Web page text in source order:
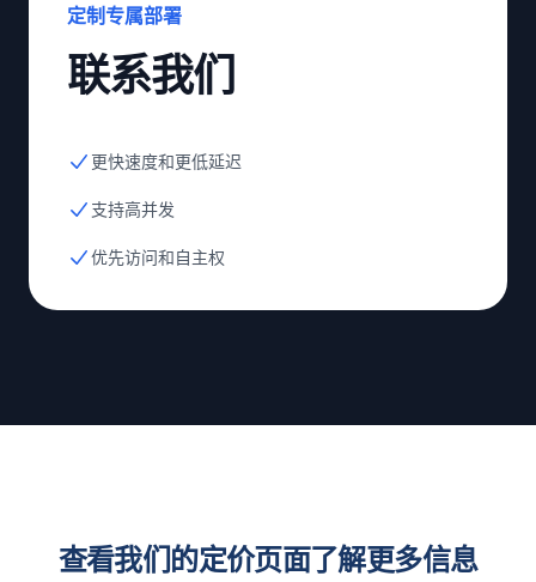
定制专属部署
联系我们
更快速度和更低延迟
支持高并发
优先访问和自主权
查看我们的定价页面了解更多信息